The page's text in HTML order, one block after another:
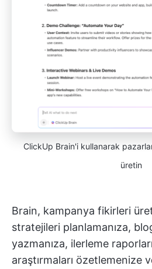
ClickUp Brain'i kullanarak
üretin
Brain, kampanya fikirleri
stratejileri planlamanıza,
yazmanıza, ilerleme
araştırmaları özetlemenize